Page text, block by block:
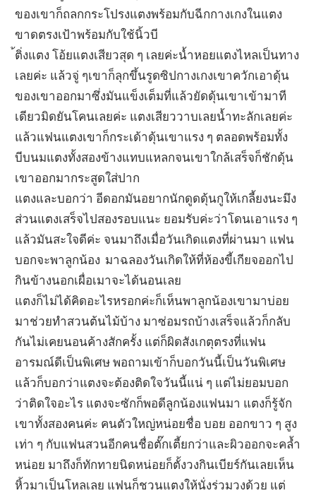
ของเขาก็ถลกกระโปรงแตงพร้อมกับฉีกกางเกงในแตง
ขาดตรงเป้าพร้อมกับใช้นิ้วบี
้ติ่งแตง โอ้ยแตงเสียวสุด ๆ เลยค่ะน้ำหอยแตงไหลเป็นทาง
เลยค่ะ แล้วจู่ ๆเขาก็ลุกขึ้นรูดซิปกางเกงเขาควักเอาดุ้น
ของเขาออกมาซึ่งมันแข็งเต็มที่แล้วยัดดุ้นเขาเข้ามาที
เดียวมิดยันโคนเลยค่ะ แตงเสียววาบเลยน้ำทะลักเลยค่ะ
แล้วแฟนแตงเขาก็กระเด้าดุ้นเขาแรง ๆ ตลอดพร้อมทั้ง
บีบนมแตงทั้งสองข้างแทบแหลกจนเขาใกล้เสร็จก็ชักดุ้น
เขาออกมากระสูดใส่ปาก
แตงและบอกว่า อีดอกมันอยากนักดูดดุ้นกูให้เกลี้ยงนะมึง
ส่วนแตงเสร็จไปสองรอบแนะ ยอมรับค่ะว่าโดนเอาแรง ๆ
แล้วมันสะใจดีค่ะ จนมาถึงเมื่อวันเกิดแตงที่ผ่านมา แฟน
บอกจะพาลูกน้อง มาฉลองวันเกิดให้ที่ห้องขี้เกียจออกไป
กินข้างนอกเผื่อเมาจะได้นอนเลย
แตงก็ไม่ได้คิดอะไรหรอกค่ะก็เห็นพาลูกน้องเขามาบ่อย
มาช่วยทำสวนต้นไม้บ้าง มาซ่อมรถบ้างเสร็จแล้วก็กลับ
กันไม่เคยนอนค้างสักครั้ง แต่ก็ผิดสังเกตุตรงที่แฟน
อารมณ์ดีเป็นพิเศษ พอถามเข้าก็บอกวันนี้เป็นวันพิเศษ
แล้วก็บอกว่าแตงจะต้องติดใจวันนี้แน่ ๆ แต่ไม่ยอมบอก
ว่าติดใจอะไร แตงจะซักก็พอดีลูกน้องแฟนมา แตงก็รู้จัก
เขาทั้งสองคนค่ะ คนตัวใหญ่หน่อยชื่อ บอย ออกขาว ๆ สูง
เท่า ๆ กับแฟนสวนอีกคนชื่อตั๊กเตี้ยกว่าและผิวออกจะคล้ำ
หน่อย มาถึงก็ทักทายนิดหน่อยก็ตั้งวงกินเบียร์กันเลยเห็น
หิ้วมาเป็นโหลเลย แฟนก็ชวนแตงให้นั่งร่วมวงด้วย แต่